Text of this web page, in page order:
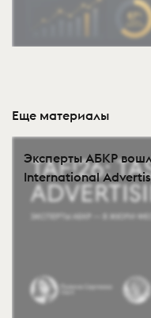
Еще материалы
Эксперты АБКР
International